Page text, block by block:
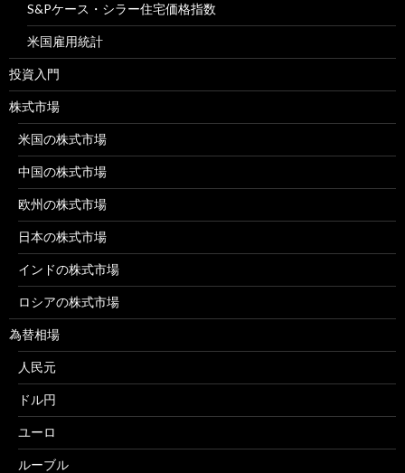
S&Pケース・シラー住宅価格指数
米国雇用統計
投資入門
株式市場
米国の株式市場
中国の株式市場
欧州の株式市場
日本の株式市場
インドの株式市場
ロシアの株式市場
為替相場
人民元
ドル円
ユーロ
ルーブル